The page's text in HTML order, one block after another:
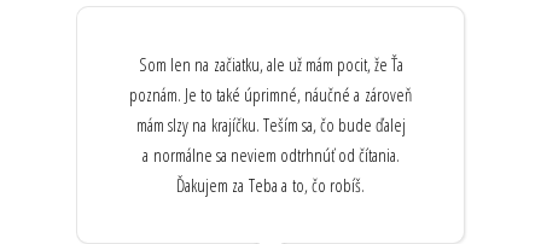
Som len na začiatku, ale už mám pocit, že Ťa
poznám. Je to také úprimné, náučné a zároveň
mám slzy na krajíčku. Teším sa, čo bude ďalej
a normálne sa neviem odtrhnúť od čítania.
Ďakujem za Teba a to, čo robíš.